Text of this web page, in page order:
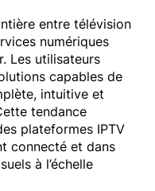
entre télévision
numériques
Les utilisateurs
capables de
intuitive et
tendance
plateformes IPTV
connecté et dans
à l’échelle